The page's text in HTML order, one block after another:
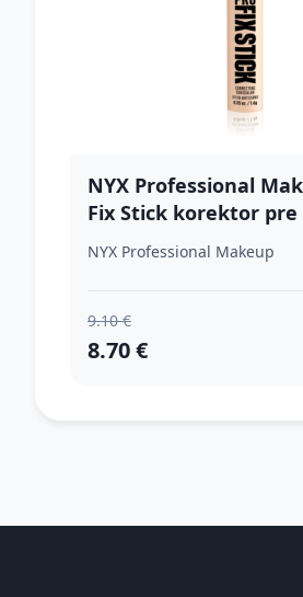
NYX Professional
Fix Stick korektor pre
zjednotenie
pleti odtieň 02 Fair 1,6
NYX Professional Makeup
9.10 €
8.70 €